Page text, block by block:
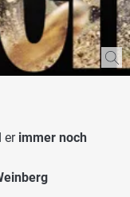
er immer noch